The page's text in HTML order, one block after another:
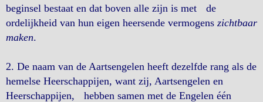
beginsel bestaat en dat boven alle zijn is met de
ordelijkheid van hun eigen heersende vermogens zichtbaar
maken.
2. De naam van de Aartsengelen heeft dezelfde rang als de
hemelse Heerschappijen, want zij, Aartsengelen en
Heerschappijen, hebben samen met de Engelen één